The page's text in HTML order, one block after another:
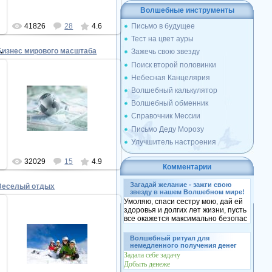
41826 28 4.6
леди мирового масштаба
17.12.2010
Бизнес мирового масштаба
Superman
32029 15 4.9
отдых
17.12.2010
Веселый отдых с семьей
Superman
Волшебные инструменты
Письмо в будущее
Тест на цвет ауры
Зажечь свою звезду
Поиск второй половинки
Небесная Канцелярия
Волшебный калькулятор
Волшебный обменник
Справочник Мессии
Письмо Деду Морозу
Улучшитель настроения
Комментарии
Загадай желание - зажги свою
звезду в нашем Волшебном мире!
Умоляю, спаси сестру мою, дай ей
здоровья и долгих лет жизни, пусть
все окажется максимально безопас
Волшебный ритуал для
немедленного получения денег
Задала себе задачу
Добыть денеже